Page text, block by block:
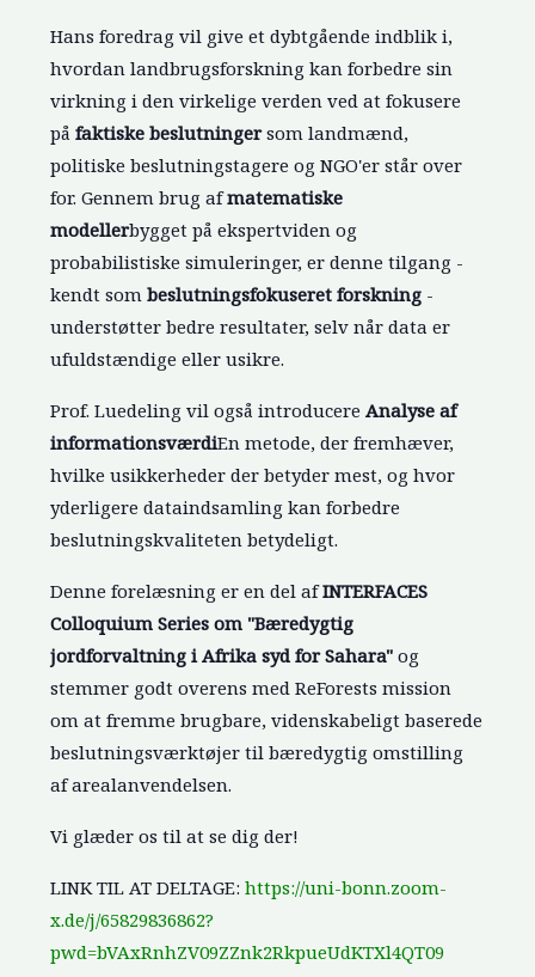
Hans foredrag vil give et dybtgående indblik i,
hvordan landbrugsforskning kan forbedre sin
virkning i den virkelige verden ved at fokusere
påfaktiske beslutningersom landmænd,
politiske beslutningstagere og NGO'er står over
for. Gennem brug afmatematiske
modellerbygget på ekspertviden og
probabilistiske simuleringer, er denne tilgang -
kendt sombeslutningsfokuseret forskning -
understøtter bedre resultater, selv når data er
ufuldstændige eller usikre.
Prof. Luedeling vil også introducereAnalyse af
informationsværdiEn metode, der fremhæver,
hvilke usikkerheder der betyder mest, og hvor
yderligere dataindsamling kan forbedre
beslutningskvaliteten betydeligt.
Denne forelæsning er en del afINTERFACES
Colloquium Series om "Bæredygtig
jordforvaltning i Afrika syd for Sahara" og
stemmer godt overens med ReForests mission
om at fremme brugbare, videnskabeligt baserede
beslutningsværktøjer til bæredygtig omstilling
af arealanvendelsen.
Vi glæder os til at se dig der!
LINK TIL AT DELTAGE:https://uni-bonn.zoom-
x.de/j/65829836862?
pwd=bVAxRnhZV09ZZnk2RkpueUdKTXl4QT09